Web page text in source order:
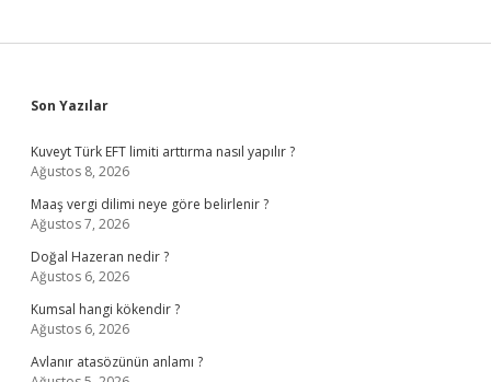
Sidebar
Son Yazılar
Kuveyt Türk EFT limiti arttırma nasıl yapılır ?
Ağustos 8, 2026
Maaş vergi dilimi neye göre belirlenir ?
Ağustos 7, 2026
Doğal Hazeran nedir ?
Ağustos 6, 2026
Kumsal hangi kökendir ?
Ağustos 6, 2026
Avlanır atasözünün anlamı ?